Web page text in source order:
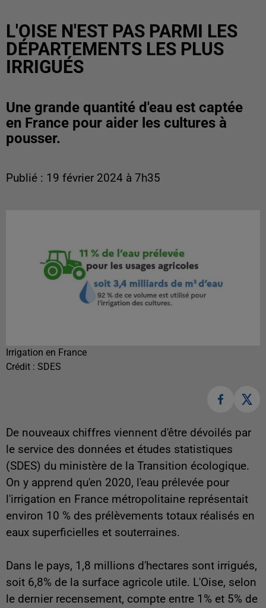
L'OISE N'EST PAS PARMI LES
DÉPARTEMENTS LES PLUS
IRRIGUÉS
Une grande quantité d'eau est captée
en France pour aider les cultures à
pousser.
Publié : 19 février 2024 à 7h35
Irrigation en France
Crédit : SDES
De nouveaux chiffres viennent d'être dévoilés par
le service des données et études statistiques
(SDES) du ministère de la Transition écologique.
On y apprend qu'en 2020, l'eau prélevée pour
l'irrigation en France métropolitaine représentait
environ 10 % des prélèvements totaux réalisés en
eaux superficielles et souterraines.
Dans le pays, 1,8 millions d'hectares sont irrigués,
soit 6,8% de la surface agricole utile. L'Oise, selon
le dernier recensement, compte entre 1% et 5% de